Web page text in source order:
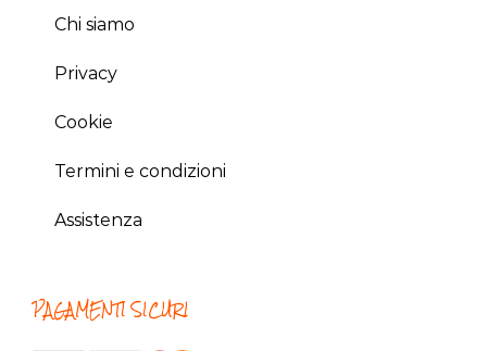
Chi siamo
Privacy
Cookie
Termini e condizioni
Assistenza
PAGAMENTI SICURI